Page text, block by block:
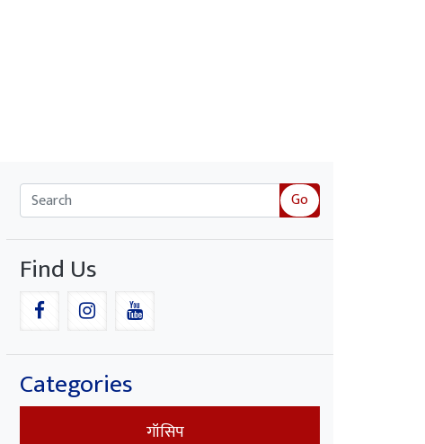
Go
Find Us
Categories
गॉसिप